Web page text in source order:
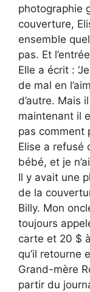
photographie
couverture,
ensemble
pas. Et
Elle a écrit :
de mal en
d’autre. Mais
maintenant il
pas comment
Elise a refusé
bébé, et je
Il y avait une
de la
Billy. Mon
toujours
carte et 20 $
qu’il retourne
Grand-mère
partir du